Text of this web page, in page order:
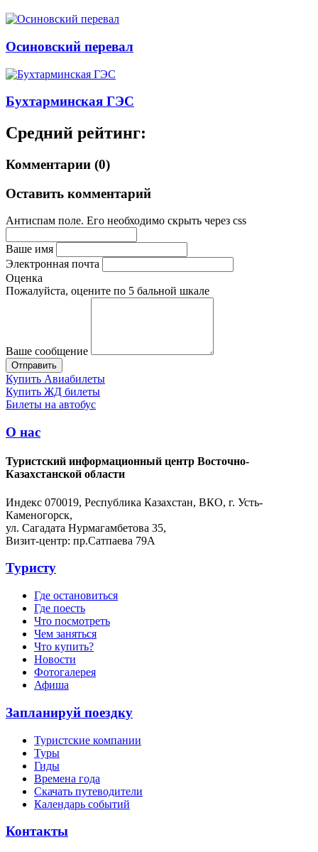
Осиновский перевал
Бухтарминская ГЭС
Средний рейтинг:
Комментарии (0)
Оставить комментарий
Антиспам поле. Его необходимо скрыть через css
Ваше имя
Электронная почта
Оценка
Пожалуйста, оцените по 5 бальной шкале
Ваше сообщение
Купить Авиабилеты
Купить ЖД билеты
Билеты на автобус
О нас
Туристский информационный центр Восточно-
Казахстанской области
Индекс 070019, Республика Казахстан, ВКО, г. Усть-
Каменогорск,
ул. Сагадата Нурмагамбетова 35,
Визит-центр: пр.Сатпаева 79А
Туристу
Где остановиться
Где поесть
Что посмотреть
Чем заняться
Что купить?
Новости
Фотогалерея
Афиша
Запланируй поездку
Туристские компании
Туры
Гиды
Времена года
Скачать путеводители
Календарь событий
Контакты